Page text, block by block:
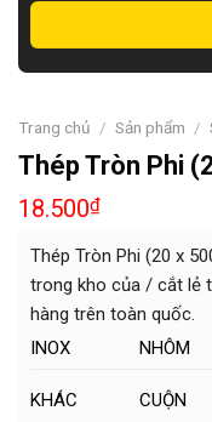
Trang chủ / Sản phẩm /
Thép Tròn Phi
18.500₫
Thép Tròn Phi (20 x
trong kho của / cắt lẻ
hàng trên toàn quốc.
INOX
NHÔM
KHÁC CUỘN